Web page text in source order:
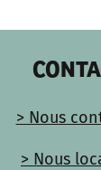
> Nous
> Nous